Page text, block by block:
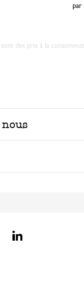
par
sont des prix à la